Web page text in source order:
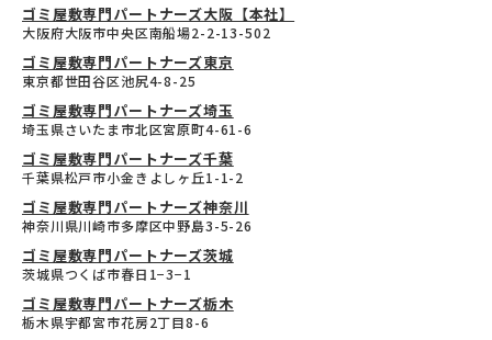
ゴミ屋敷専門パートナーズ大阪【本社】
大阪府大阪市中央区南船場2-2-13-502
ゴミ屋敷専門パートナーズ東京
東京都世田谷区池尻4-8-25
ゴミ屋敷専門パートナーズ埼玉
埼玉県さいたま市北区宮原町4-61-6
ゴミ屋敷専門パートナーズ千葉
千葉県松戸市小金きよしヶ丘1-1-2
ゴミ屋敷専門パートナーズ神奈川
神奈川県川崎市多摩区中野島3-5-26
ゴミ屋敷専門パートナーズ茨城
茨城県つくば市春日1−3−1
ゴミ屋敷専門パートナーズ栃木
栃木県宇都宮市花房2丁目8-6